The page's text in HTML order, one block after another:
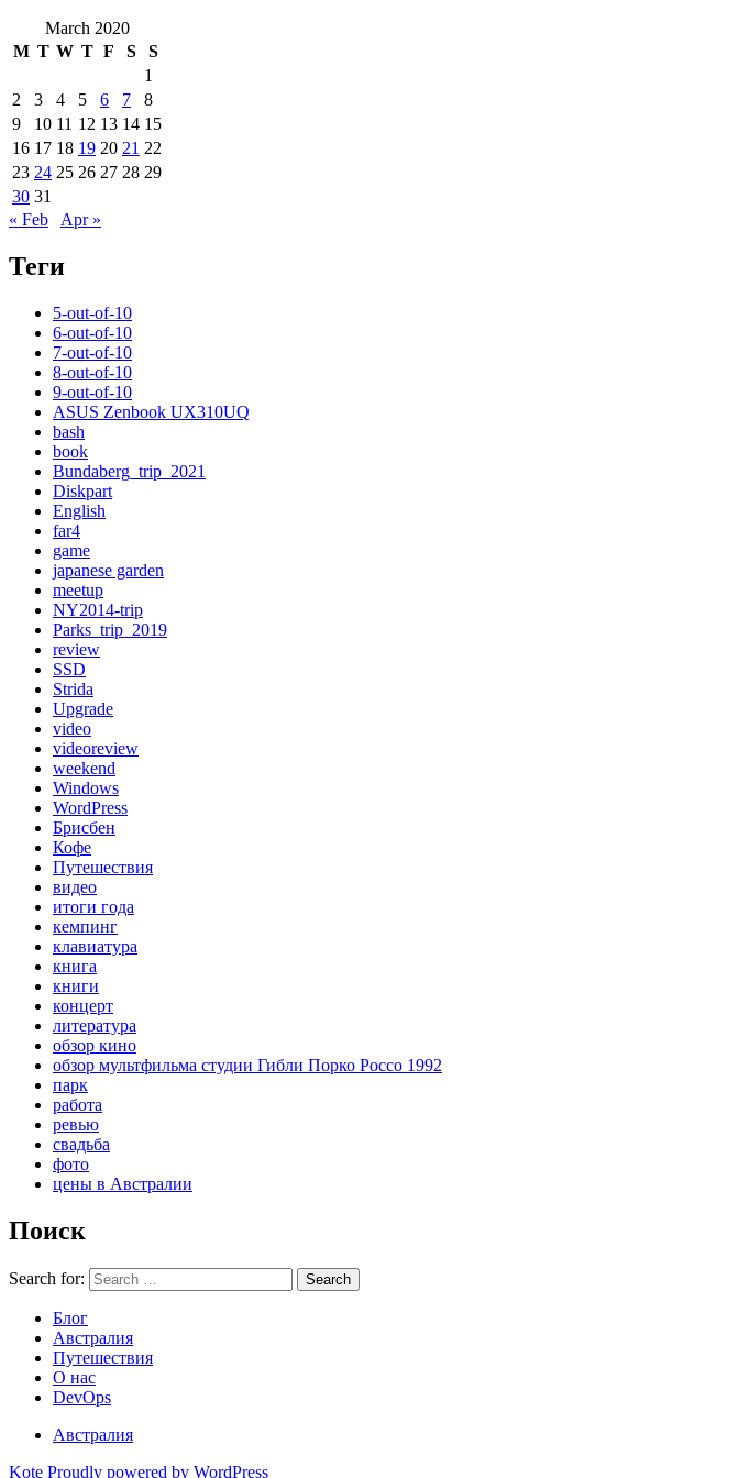
March 2020
M T W T F S
S
1
2
3 4 5 6 7
8
9
10 11 12 13 14 15
16 17 18 19 20 21 22
23 24 25 26 27 28 29
30 31
« Feb
Apr »
Теги
5-out-of-10
6-out-of-10
7-out-of-10
8-out-of-10
9-out-of-10
ASUS Zenbook UX310UQ
bash
book
Bundaberg_trip_2021
Diskpart
English
far4
game
japanese garden
meetup
NY2014-trip
Parks_trip_2019
review
SSD
Strida
Upgrade
video
videoreview
weekend
Windows
WordPress
Брисбен
Кофе
Путешествия
видео
итоги года
кемпинг
клавиатура
книга
книги
концерт
литература
обзор кино
обзор мультфильма студии Гибли Порко Россо 1992
парк
работа
ревью
свадьба
фото
цены в Австралии
Поиск
Search for: Search
Блог
Австралия
Путешествия
О нас
DevOps
Австралия
Kote Proudly powered by WordPress